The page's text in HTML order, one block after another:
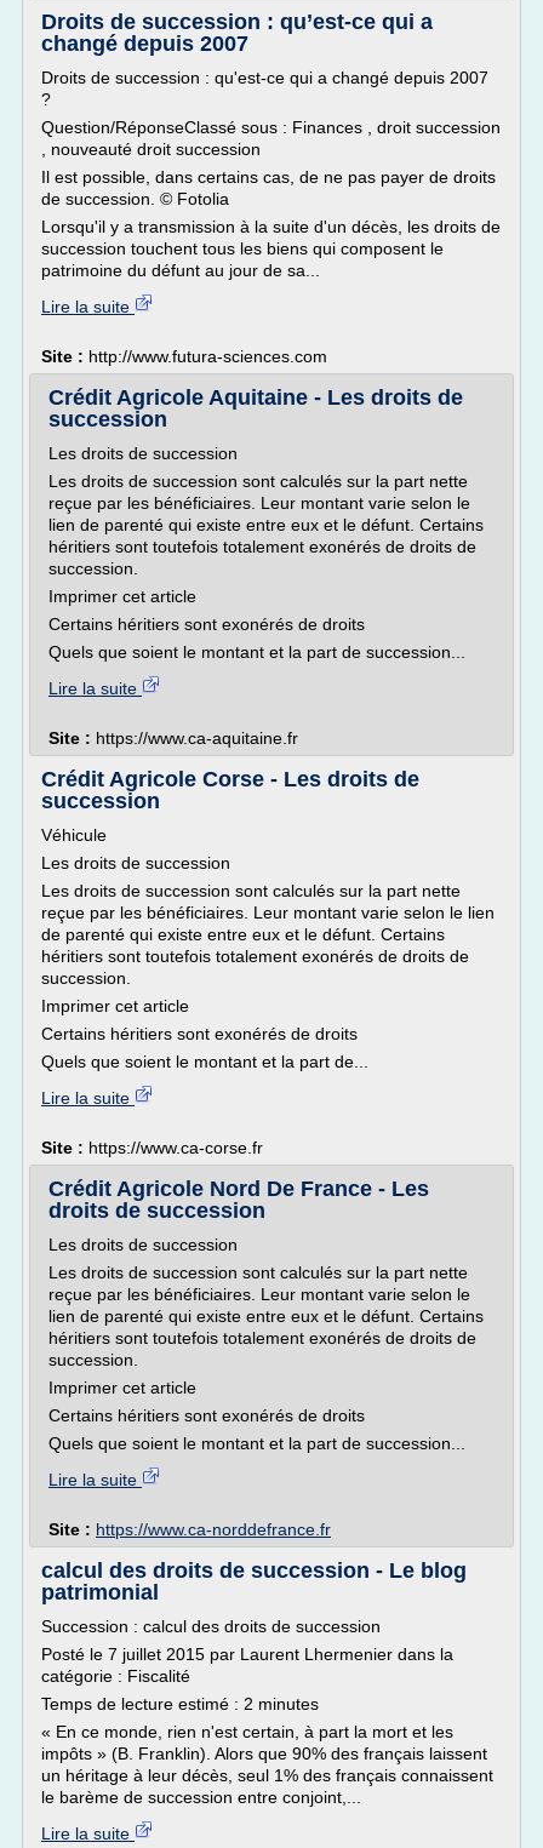
Droits de succession : qu’est-ce qui a
changé depuis 2007
Droits de succession : qu'est-ce qui a changé depuis 2007
?
Question/RéponseClassé sous : Finances , droit succession
, nouveauté droit succession
Il est possible, dans certains cas, de ne pas payer de droits
de succession. © Fotolia
Lorsqu'il y a transmission à la suite d'un décès, les droits de
succession touchent tous les biens qui composent le
patrimoine du défunt au jour de sa...
Lire la suite
Site : http://www.futura-sciences.com
Crédit Agricole Aquitaine - Les droits de
succession
Les droits de succession
Les droits de succession sont calculés sur la part nette
reçue par les bénéficiaires. Leur montant varie selon le
lien de parenté qui existe entre eux et le défunt. Certains
héritiers sont toutefois totalement exonérés de droits de
succession.
Imprimer cet article
Certains héritiers sont exonérés de droits
Quels que soient le montant et la part de succession...
Lire la suite
Site : https://www.ca-aquitaine.fr
Crédit Agricole Corse - Les droits de
succession
Véhicule
Les droits de succession
Les droits de succession sont calculés sur la part nette
reçue par les bénéficiaires. Leur montant varie selon le lien
de parenté qui existe entre eux et le défunt. Certains
héritiers sont toutefois totalement exonérés de droits de
succession.
Imprimer cet article
Certains héritiers sont exonérés de droits
Quels que soient le montant et la part de...
Lire la suite
Site : https://www.ca-corse.fr
Crédit Agricole Nord De France - Les
droits de succession
Les droits de succession
Les droits de succession sont calculés sur la part nette
reçue par les bénéficiaires. Leur montant varie selon le
lien de parenté qui existe entre eux et le défunt. Certains
héritiers sont toutefois totalement exonérés de droits de
succession.
Imprimer cet article
Certains héritiers sont exonérés de droits
Quels que soient le montant et la part de succession...
Lire la suite
Site : https://www.ca-norddefrance.fr
calcul des droits de succession - Le blog
patrimonial
Succession : calcul des droits de succession
Posté le 7 juillet 2015 par Laurent Lhermenier dans la
catégorie : Fiscalité
Temps de lecture estimé : 2 minutes
« En ce monde, rien n'est certain, à part la mort et les
impôts » (B. Franklin). Alors que 90% des français laissent
un héritage à leur décès, seul 1% des français connaissent
le barème de succession entre conjoint,...
Lire la suite